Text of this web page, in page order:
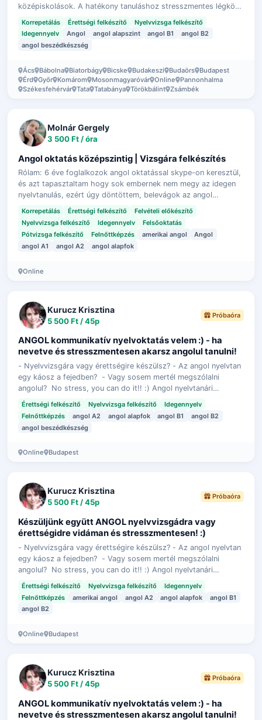
középiskolások. A hatékony tanuláshoz stresszmentes légkört
biztosítok: semmi nem kötelez…
Korrepetálás Érettségi felkészítő
Nyelvvizsga felkészítő
Idegennyelv
Angol angol alapszint angol B1
angol B2
angol beszédkészség
Ács Bábolna Biatorbágy Bicske Budakeszi Budaörs Budapest
Érd
Győr Komárom Mosonmagyaróvár Online
Pannonhalma
Székesfehérvár Tata Tatabánya Törökbálint Zsámbék
Molnár Gergely
3 500 Ft / óra
Angol oktatás középszintig | Vizsgára felkészítés
Rólam: 6 éve foglalkozok angol oktatással skype-on keresztül,
és azt tapasztaltam hogy sok embernek nem megy az idegen
nyelvtanulás, ezért úgy döntöttem, belevágok az angol
nyelvoktatás világába. Az …
Korrepetálás Érettségi felkészítő
Felvételi előkészítő
Nyelvvizsga felkészítő
Idegennyelv
Felsőoktatás
Pótvizsga felkészítő
Felnőttképzés amerikai angol
Angol
angol A1
angol A2 angol alapfok
Online
Kurucz Krisztina
5 500 Ft / 45p
Próbaóra
ANGOL kommunikatív nyelvoktatás velem :) - ha
nevetve és stresszmentesen akarsz angolul tanulni!
- Nyelvvizsgára vagy érettségire készülsz? - Az angol nyelvtan
egy káosz a fejedben? - Vagy sosem mertél megszólalni
angolul? No stress, you can do it!! :) Angol nyelvtanári
diplomával, 18 éves tan…
Érettségi felkészítő Nyelvvizsga felkészítő
Idegennyelv
Felnőttképzés
angol A2 angol alapfok angol B1
angol B2
angol beszédkészség
Online Budapest
Kurucz Krisztina
5 500 Ft / 45p
Próbaóra
Készüljünk együtt ANGOL nyelvvizsgádra vagy
érettségidre vidáman és stresszmentesen! :)
- Nyelvvizsgára vagy érettségire készülsz? - Az angol nyelvtan
egy káosz a fejedben? - Vagy sosem mertél megszólalni
angolul? No stress, you can do it!! :) Angol nyelvtanári
diplomával, 18 éves tan…
Érettségi felkészítő Nyelvvizsga felkészítő
Idegennyelv
Felnőttképzés
amerikai angol angol A2 angol alapfok
angol B1
angol B2
Online Budapest
Kurucz Krisztina
5 500 Ft / 45p
Próbaóra
ANGOL kommunikatív nyelvoktatás velem :) - ha
nevetve és stresszmentesen akarsz angolul tanulni!